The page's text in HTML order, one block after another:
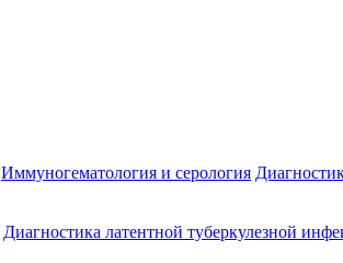
Иммуногематология и серология
Диагностика латентной туберкулезной